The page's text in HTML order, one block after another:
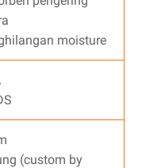
moisture
(custom by